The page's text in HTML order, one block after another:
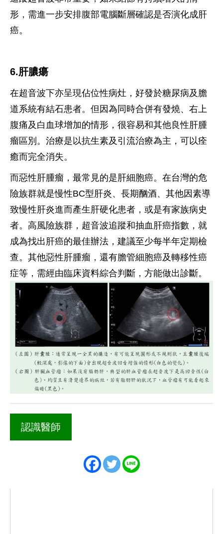
形，需進一步安排腹部電腦斷層確認是否演化成肝
癌。
6.肝膿瘍
在超音波下亦呈現佔位性病灶，好發於糖尿病及膽
道系統有結石患者。但因為同時合併有發燒、右上
腹痛及白血球增加的情形，很容易和其他良性肝腫
瘤區別。治療是以抗生素及引流治療為主，可以痊
癒而完全消失。
而惡性肝腫瘤，最常見的是肝細胞癌。在台灣的危
險族群就是慢性BC型肝炎、長期酗酒、其他因素導
致慢性肝炎進而產生肝硬化患者，或是有家族病史
者。高風險族群，超音波追蹤和抽血肝癌指數，就
成為找出肝癌的最佳辦法，建議至少每半年定期檢
查。其他惡性肝腫瘤，還有膽管細胞癌及轉移性癌
症等，需經由臨床資料綜合判斷，方能做出診斷。
認識醫師